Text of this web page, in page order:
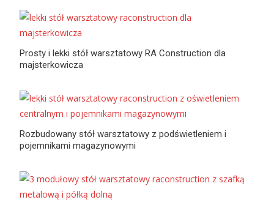
Prosty i lekki stół warsztatowy RA Construction dla
majsterkowicza
Rozbudowany stół warsztatowy z podświetleniem i
pojemnikami magazynowymi